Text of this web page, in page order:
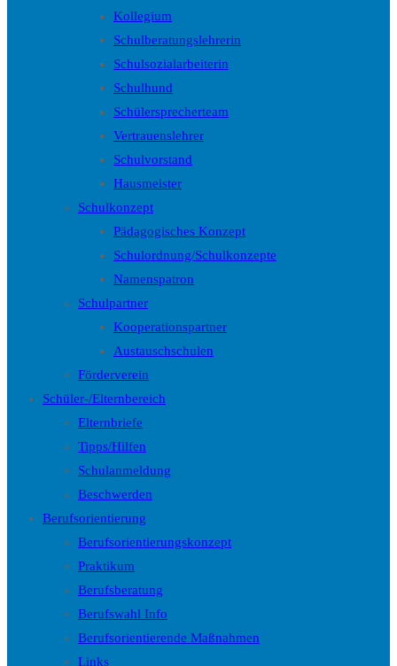
Kollegium
Schulberatungslehrerin
Schulsozialarbeiterin
Schulhund
Schülersprecherteam
Vertrauenslehrer
Schulvorstand
Hausmeister
Schulkonzept
Pädagogisches Konzept
Schulordnung/Schulkonzepte
Namenspatron
Schulpartner
Kooperationspartner
Austauschschulen
Förderverein
Schüler-/Elternbereich
Elternbriefe
Tipps/Hilfen
Schulanmeldung
Beschwerden
Berufsorientierung
Berufsorientierungskonzept
Praktikum
Berufsberatung
Berufswahl Info
Berufsorientierende Maßnahmen
Links